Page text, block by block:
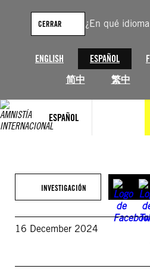
¿En qué
ENGLISH ESPAÑOL
简中
繁中
CERRAR
ESPAÑOL
contenido
INVESTIGACIÓN
16 December 2024